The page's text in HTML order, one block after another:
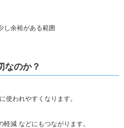
し余裕がある範囲
なのか？
使われやすくなります。
減 などにもつながります。